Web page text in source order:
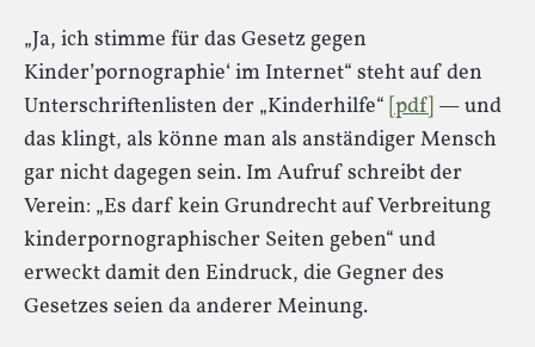
„Ja, ich stimme für das Gesetz gegen
Kinder’pornographie‘ im Internet“ steht auf den
Unterschriftenlisten der „Kinderhilfe“ [pdf] — und
das klingt, als könne man als anständiger Mensch
gar nicht dagegen sein. Im Aufruf schreibt der
Verein: „Es darf kein Grundrecht auf Verbreitung
kinderpornographischer Seiten geben“ und
erweckt damit den Eindruck, die Gegner des
Gesetzes seien da anderer Meinung.